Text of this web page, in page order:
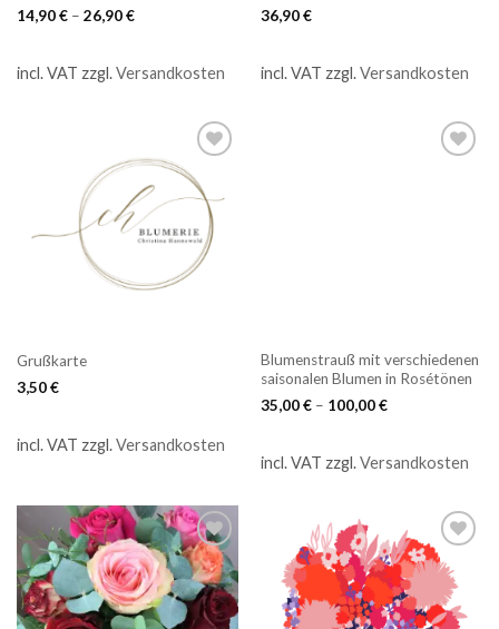
14,90€– 26,90€
incl. VAT zzgl.Versandkosten
36,90€
incl. VAT zzgl.Versandkosten
Grußkarte
3,50€
incl. VAT zzgl.Versandkosten
Blumenstrauß mit verschiedenen
saisonalen Blumen in Rosétönen
35,00€– 100,00€
incl. VAT zzgl.Versandkosten